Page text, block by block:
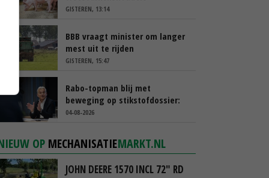
GISTEREN, 13:14
BBB vraagt minister om langer
mest uit te rijden
GISTEREN, 15:47
Rabo-topman blij met
beweging op stikstofdossier:
‘Verdienmodel van boeren blijft
04-08-2026
OP MECHANISATIEMARKT.NL
JOHN DEERE 1570 INCL 72" RD